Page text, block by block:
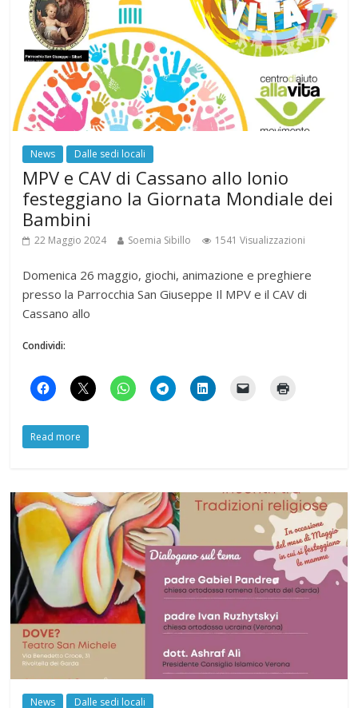
News Dalle sedi locali
MPV e CAV di Cassano allo Ionio
festeggiano la Giornata Mondiale dei
Bambini
22 Maggio 2024 Soemia Sibillo 1541 Visualizzazioni
Domenica 26 maggio, giochi, animazione e preghiere
presso la Parrocchia San Giuseppe Il MPV e il CAV di
Cassano allo
Condividi:
Read more
News Dalle sedi locali